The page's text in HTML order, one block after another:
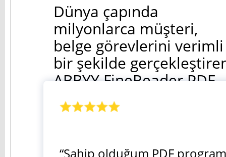
Dünya çapında
milyonlarca müşteri,
belge görevlerini verimli
bir şekilde
ABBYY FineReader PDF
for Mac’i takdir ediyor.
“Sahip olduğum PDF